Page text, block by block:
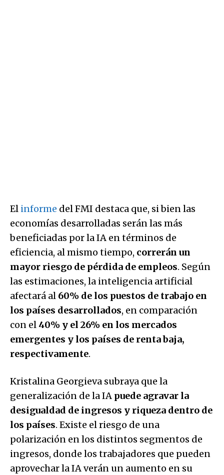
El informe del FMI destaca que, si bien las
economías desarrolladas serán las más
beneficiadas por la IA en términos de
eficiencia, al mismo tiempo, correrán un
mayor riesgo de pérdida de empleos. Según
las estimaciones, la inteligencia artificial
afectará al 60% de los puestos de trabajo en
los países desarrollados, en comparación
con el 40% y el 26% en los mercados
emergentes y los países de renta baja,
respectivamente.
Kristalina Georgieva subraya que la
generalización de la IA puede agravar la
desigualdad de ingresos y riqueza dentro de
los países. Existe el riesgo de una
polarización en los distintos segmentos de
ingresos, donde los trabajadores que pueden
aprovechar la IA verán un aumento en su